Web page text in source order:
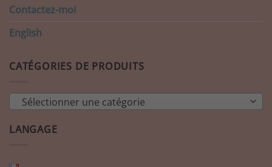
Contactez-moi
English
CATÉGORIES DE PRODUITS
Sélectionner une catégorie
LANGAGE